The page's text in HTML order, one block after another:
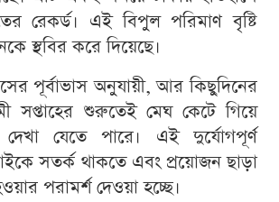
রেকর্ড। এই বিপুল পরিমাণ বৃষ্টি
স্থবির করে দিয়েছে।
পূর্বাভাস অনুযায়ী, আর কিছুদিনের
সপ্তাহের শুরুতেই মেঘ কেটে গিয়ে
যেতে পারে। এই দুর্যোগপূর্ণ
সতর্ক থাকতে এবং প্রয়োজন ছাড়া
পরামর্শ দেওয়া হচ্ছে।